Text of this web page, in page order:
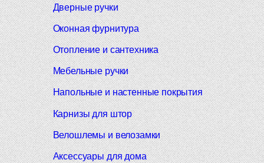
Дверные ручки
Оконная фурнитура
Отопление и сантехника
Мебельные ручки
Напольные и настенные покрытия
Карнизы для штор
Велошлемы и велозамки
Аксессуары для дома